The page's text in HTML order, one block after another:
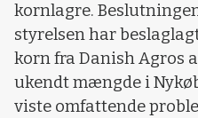
kornlagre.
styrelsen har
korn fra Danish Agros
ukendt mængde i
viste omfattende